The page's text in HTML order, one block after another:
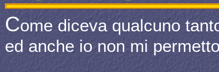
Come diceva qualcuno
ed anche io non mi